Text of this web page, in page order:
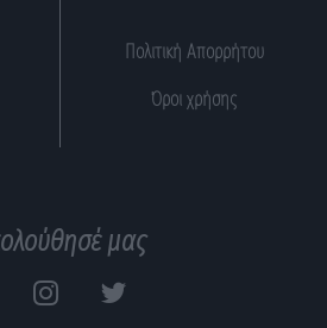
Πολιτική Απορρήτου
Όροι χρήσης
μας